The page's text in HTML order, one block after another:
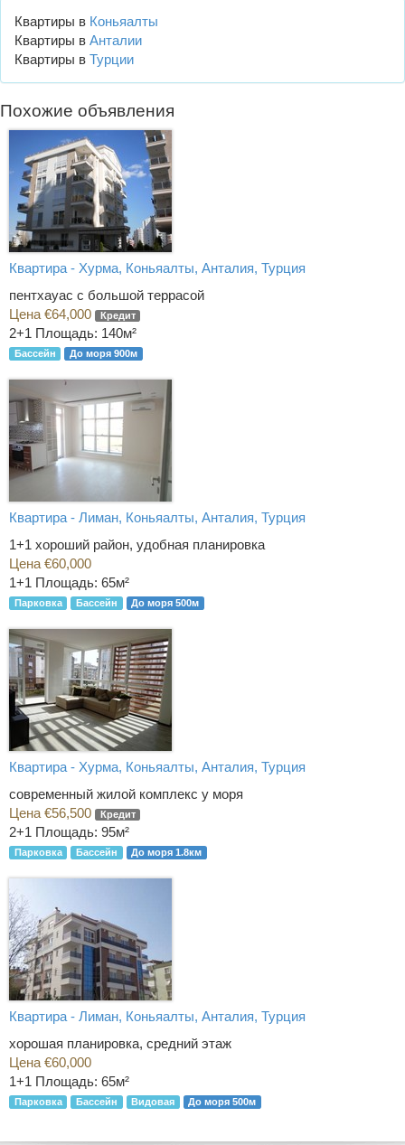
Квартиры в Коньяалты
Квартиры в Анталии
Квартиры в Турции
Похожие объявления
Квартира - Хурма, Коньяалты, Анталия, Турция
пентхауас с большой террасой
Цена €64,000
Кредит
2+1 Площадь: 140м²
Бассейн До моря 900м
Квартира - Лиман, Коньяалты, Анталия, Турция
1+1 хороший район, удобная планировка
Цена €60,000
1+1 Площадь: 65м²
Парковка Бассейн До моря 500м
Квартира - Хурма, Коньяалты, Анталия, Турция
современный жилой комплекс у моря
Цена €56,500
Кредит
2+1 Площадь: 95м²
Парковка Бассейн До моря 1.8км
Квартира - Лиман, Коньяалты, Анталия, Турция
хорошая планировка, средний этаж
Цена €60,000
1+1 Площадь: 65м²
Парковка Бассейн Видовая До моря 500м